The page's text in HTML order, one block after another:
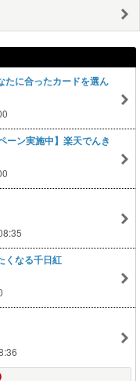
たに合ったカードを選ん
ーン実施中】楽天でんき
くなる千日紅